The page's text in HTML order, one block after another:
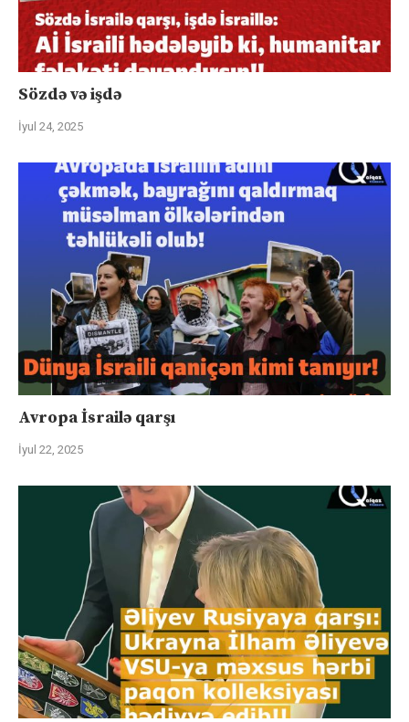
Sözdə və işdə
İyul 24, 2025
Avropa İsrailə qarşı
İyul 22, 2025